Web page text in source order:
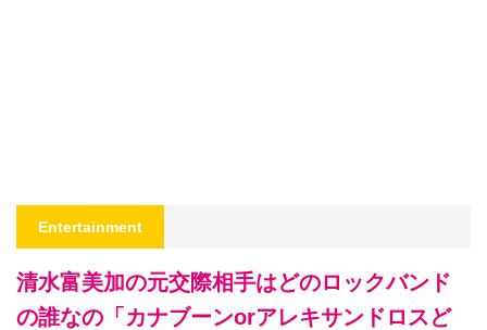
Entertainment
清水富美加の元交際相手はどのロックバンド
の誰なの「カナブーンorアレキサンドロスど